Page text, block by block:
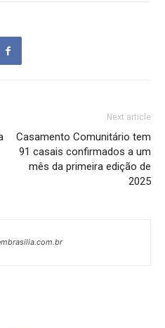
Next article
Casamento Comunitário tem
91 casais confirmados a um
mês da primeira edição de
2025